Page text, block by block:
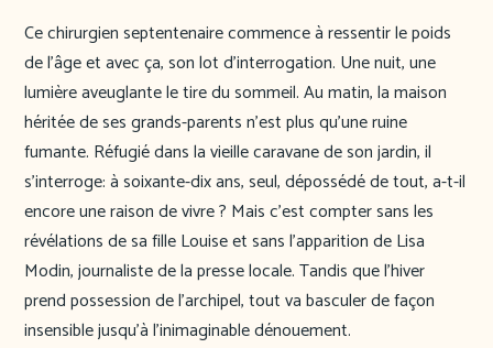
Ce chirurgien septentenaire commence à ressentir le poids
de l’âge et avec ça, son lot d’interrogation. Une nuit, une
lumière aveuglante le tire du sommeil. Au matin, la maison
héritée de ses grands-parents n’est plus qu’une ruine
fumante. Réfugié dans la vieille caravane de son jardin, il
s’interroge: à soixante-dix ans, seul, dépossédé de tout, a-t-il
encore une raison de vivre ? Mais c’est compter sans les
révélations de sa fille Louise et sans l’apparition de Lisa
Modin, journaliste de la presse locale. Tandis que l’hiver
prend possession de l’archipel, tout va basculer de façon
insensible jusqu’à l’inimaginable dénouement.